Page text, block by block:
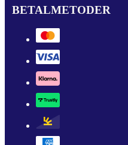
BETALMETODER